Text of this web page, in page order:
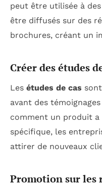
peut être utilisée à
être diffusés sur des
brochures, créant un
Créer des études
Les études de cas
avant des
comment un produit
spécifique, les
attirer de nouveaux
Promotion sur les